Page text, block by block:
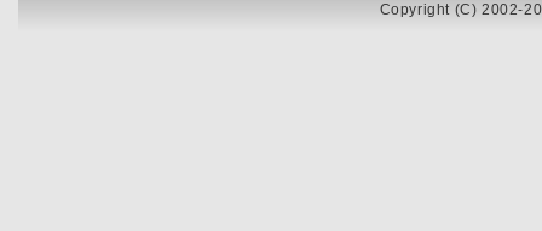
Copyright (C) 2002-